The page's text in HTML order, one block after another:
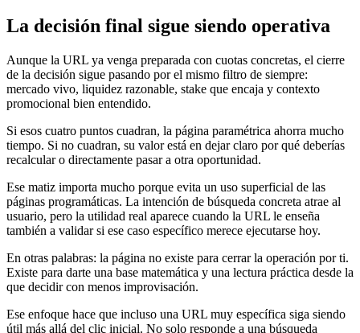
La decisión final sigue siendo operativa
Aunque la URL ya venga preparada con cuotas concretas, el cierre
de la decisión sigue pasando por el mismo filtro de siempre:
mercado vivo, liquidez razonable, stake que encaja y contexto
promocional bien entendido.
Si esos cuatro puntos cuadran, la página paramétrica ahorra mucho
tiempo. Si no cuadran, su valor está en dejar claro por qué deberías
recalcular o directamente pasar a otra oportunidad.
Ese matiz importa mucho porque evita un uso superficial de las
páginas programáticas. La intención de búsqueda concreta atrae al
usuario, pero la utilidad real aparece cuando la URL le enseña
también a validar si ese caso específico merece ejecutarse hoy.
En otras palabras: la página no existe para cerrar la operación por ti.
Existe para darte una base matemática y una lectura práctica desde la
que decidir con menos improvisación.
Ese enfoque hace que incluso una URL muy específica siga siendo
útil más allá del clic inicial. No solo responde a una búsqueda